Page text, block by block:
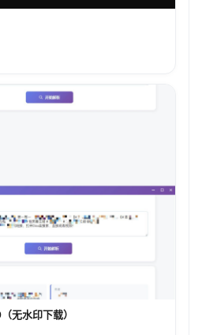
无水印下载）